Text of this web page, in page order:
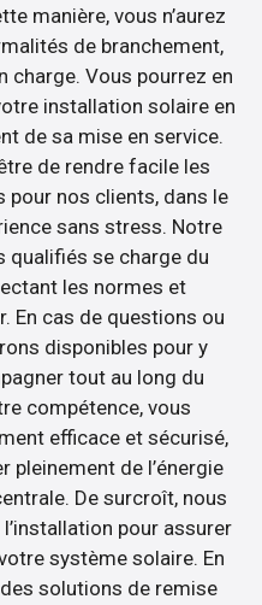
manière, vous n’aurez
de branchement,
charge. Vous pourrez en
installation solaire en
de sa mise en service.
de rendre facile les
nos clients, dans le
sans stress. Notre
qualifiés se charge du
les normes et
En cas de questions ou
disponibles pour y
tout au long du
compétence, vous
efficace et sécurisé,
de l’énergie
De surcroît, nous
pour assurer
système solaire. En
solutions de remise